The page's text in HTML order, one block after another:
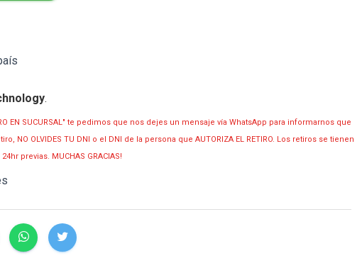
.
EN SUCURSAL" te pedimos que nos dejes un mensaje vía WhatsApp para informarnos que
NO OLVIDES TU DNI o el DNI de la persona que AUTORIZA EL RETIRO. Los retiros se tienen
previas. MUCHAS GRACIAS!